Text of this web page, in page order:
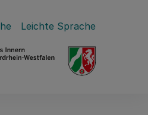
Leichte Sprache